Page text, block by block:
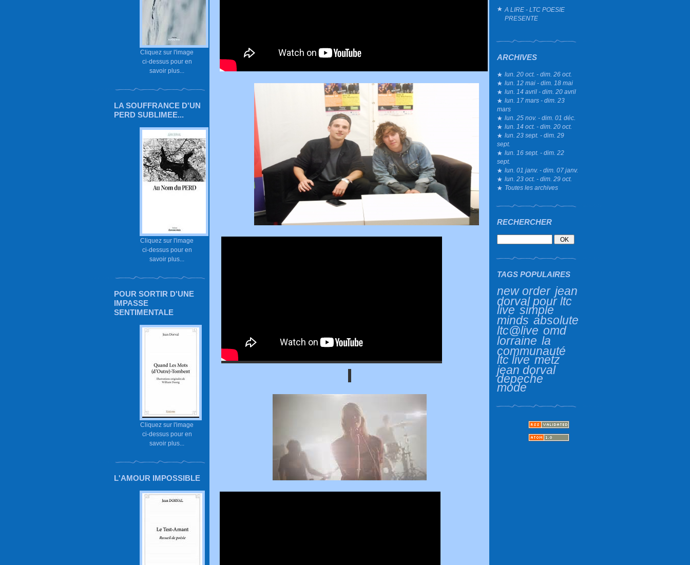
Cliquez sur l'image
ci-dessus pour en
savoir plus...
LA SOUFFRANCE D'UN
PERD SUBLIMEE...
Cliquez sur l'image
ci-dessus pour en
savoir plus...
POUR SORTIR D'UNE
IMPASSE
SENTIMENTALE
Cliquez sur l'image
ci-dessus pour en
savoir plus...
L'AMOUR IMPOSSIBLE
A LIRE - LTC POESIE
PRESENTE
ARCHIVES
lun. 20 oct. - dim. 26 oct.
lun. 12 mai - dim. 18 mai
lun. 14 avril - dim. 20 avril
lun. 17 mars - dim. 23
mars
lun. 25 nov. - dim. 01 déc.
lun. 14 oct. - dim. 20 oct.
lun. 23 sept. - dim. 29
sept.
lun. 16 sept. - dim. 22
sept.
lun. 01 janv. - dim. 07 janv.
lun. 23 oct. - dim. 29 oct.
Toutes les archives
RECHERCHER
TAGS POPULAIRES
new order jean
dorval pour ltc
live simple
minds absolute
ltc@live omd
lorraine la
communauté
ltc live metz
jean dorval
depeche
mode